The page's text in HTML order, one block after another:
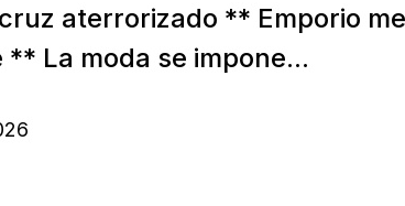
aterrorizado ** Emporio
** La moda se impone...